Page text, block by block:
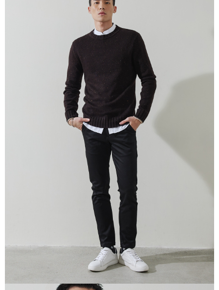
にご連絡ください。上記に示した個人情報を、必要な購入注文書とあわせ
てAFTEEにご提供いただく、またはAFTEEにあなたの個人情報の収集、処
理、利用を許可することににご同意いただけない場合は、当サービスを選